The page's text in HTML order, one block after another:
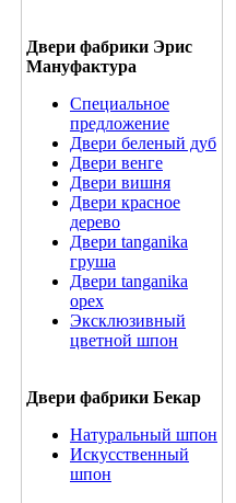
Двери фабрики Эрис
Мануфактура
Специальное
предложение
Двери беленый дуб
Двери венге
Двери вишня
Двери красное
дерево
Двери tanganika
груша
Двери tanganika
oрех
Эксклюзивный
цветной шпон
Двери фабрики Бекар
Натуральный шпон
Искусственный
шпон